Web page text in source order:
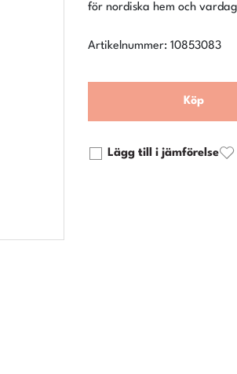
Artikelnummer: 10853083
Köp
Lägg till i jämförelse